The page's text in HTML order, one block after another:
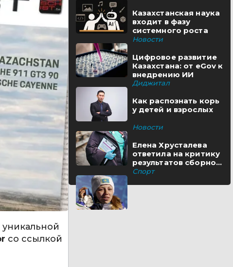
со ссылкой
Казахстанская наука
входит в фазу
системного роста
Новости
Цифровое развитие
Казахстана: от eGov к
внедрению ИИ
Диджитал
Как распознать корь
у детей и взрослых
Новости
Елена Хрусталева
ответила на критику
результатов сборной
Казахстана
Спорт